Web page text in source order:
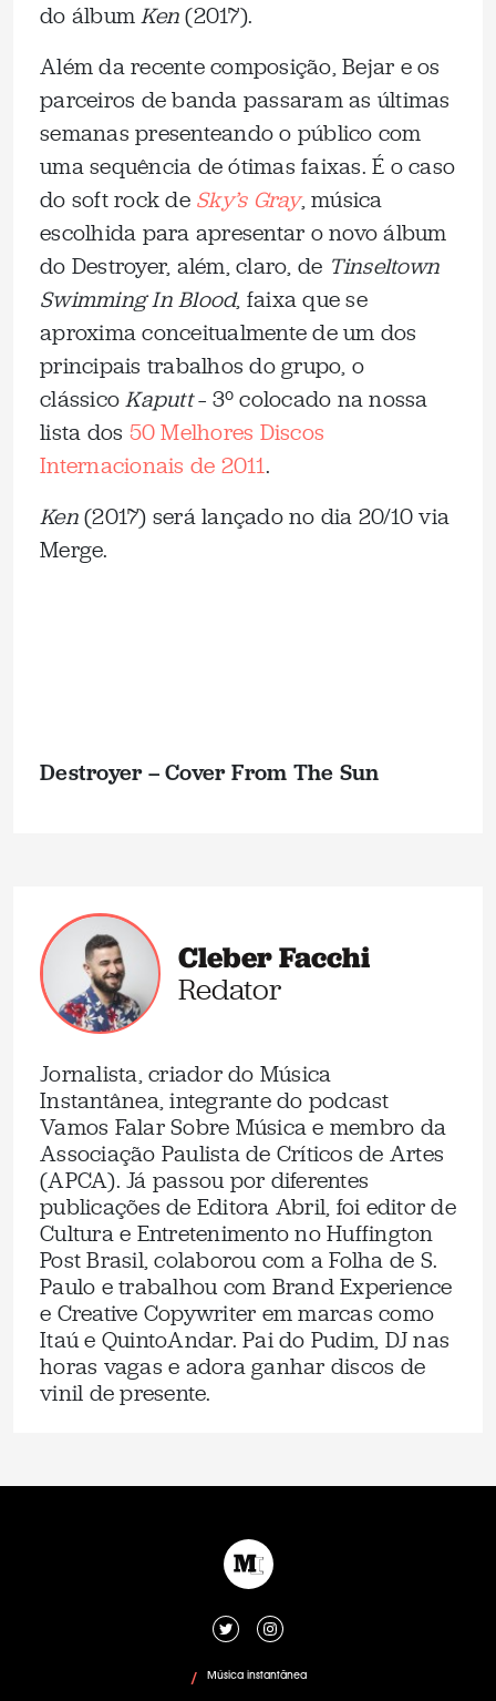
do álbumKen(2017).
Além da recente composição, Bejar e os
parceiros de banda passaram as últimas
semanas presenteando o público com
uma sequência de ótimas faixas. É o caso
do soft rock de Sky’s Gray, música
escolhida para apresentar o novo álbum
do Destroyer, além, claro, de Tinseltown
Swimming In Blood, faixa que se
aproxima conceitualmente de um dos
principais trabalhos do grupo, o
clássicoKaputt– 3º colocado na nossa
lista dos 50 Melhores Discos
Internacionais de 2011.
Ken(2017) será lançado no dia 20/10 via
Merge.
Destroyer – Cover From The Sun
Cleber Facchi
Redator
Jornalista, criador do Música
Instantânea, integrante do podcast
Vamos Falar Sobre Música e membro da
Associação Paulista de Críticos de Artes
(APCA). Já passou por diferentes
publicações de Editora Abril, foi editor de
Cultura e Entretenimento no Huffington
Post Brasil, colaborou com a Folha de S.
Paulo e trabalhou com Brand Experience
e Creative Copywriter em marcas como
Itaú e QuintoAndar. Pai do Pudim, DJ nas
horas vagas e adora ganhar discos de
vinil de presente.
/ Música instantânea